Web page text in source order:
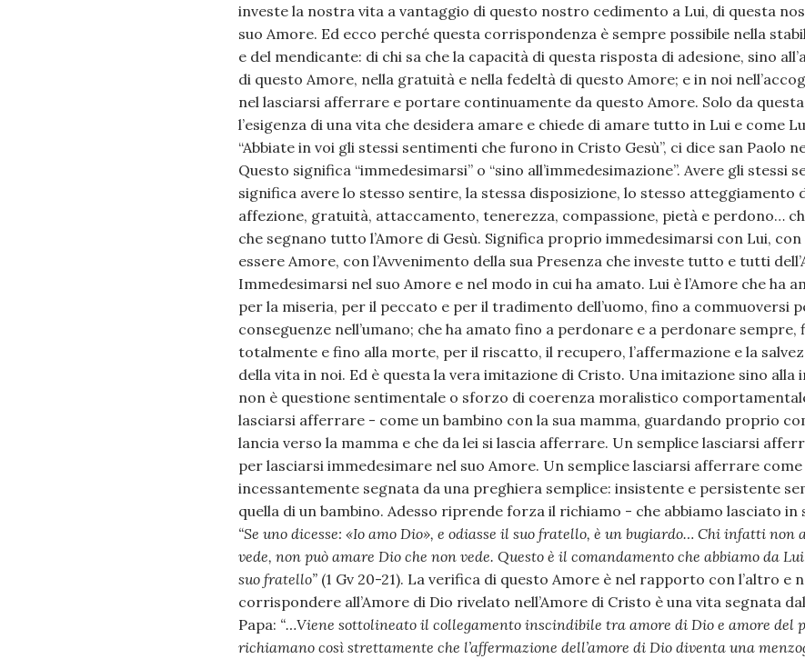
investe la nostra vita a vantaggio di questo nostro cedimento a Lui, di questa
suo Amore. Ed ecco perché questa corrispondenza è sempre possibile nella
e del mendicante: di chi sa che la capacità di questa risposta di adesione, sino
di questo Amore, nella gratuità e nella fedeltà di questo Amore; e in noi
nel lasciarsi afferrare e portare continuamente da questo Amore. Solo da
l’esigenza di una vita che desidera amare e chiede di amare tutto in Lui e come
“Abbiate in voi gli stessi sentimenti che furono in Cristo Gesù”, ci dice san Paolo
Questo significa “immedesimarsi” o “sino all’immedesimazione”. Avere gli stessi
significa avere lo stesso sentire, la stessa disposizione, lo stesso atteggiamento
affezione, gratuità, attaccamento, tenerezza, compassione, pietà e perdono…
che segnano tutto l’Amore di Gesù. Significa proprio immedesimarsi con Lui, con
essere Amore, con l’Avvenimento della sua Presenza che investe tutto e tutti
Immedesimarsi nel suo Amore e nel modo in cui ha amato. Lui è l’Amore che ha
per la miseria, per il peccato e per il tradimento dell’uomo, fino a commuoversi
conseguenze nell’umano; che ha amato fino a perdonare e a perdonare sempre,
totalmente e fino alla morte, per il riscatto, il recupero, l’affermazione e la
della vita in noi. Ed è questa la vera imitazione di Cristo. Una imitazione sino alla
non è questione sentimentale o sforzo di coerenza moralistico
lasciarsi afferrare - come un bambino con la sua mamma, guardando proprio
lancia verso la mamma e che da lei si lascia afferrare. Un semplice lasciarsi
per lasciarsi immedesimare nel suo Amore. Un semplice lasciarsi afferrare
incessantemente segnata da una preghiera semplice: insistente e persistente
quella di un bambino. Adesso riprende forza il richiamo - che abbiamo lasciato in
“Se uno dicesse: «Io amo Dio», e odiasse il suo fratello, è un bugiardo… Chi infatti non
vede, non può amare Dio che non vede. Questo è il comandamento che abbiamo da
suo fratello”(1 Gv 20-21). La verifica di questo Amore è nel rapporto con l’altro e
corrispondere all’Amore di Dio rivelato nell’Amore di Cristo è una vita segnata
Papa: “…Viene sottolineato il collegamento inscindibile tra amore di Dio e amore del
richiamano così strettamente che l’affermazione dell’amore di Dio diventa una